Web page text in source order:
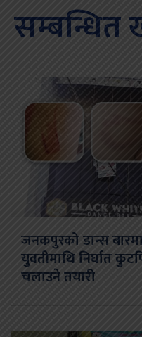
सम्बन्धित
जनकपुरको डान्स
युवतीमाथि निर्घात
चलाउने तयारी